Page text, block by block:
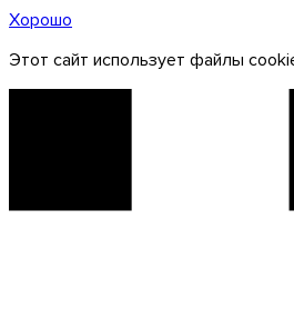
Хорошо
Этот сайт использует файлы